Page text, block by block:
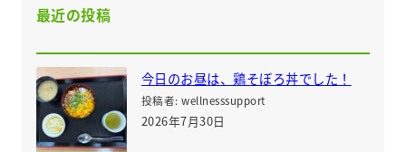
最近の投稿
今日のお昼は、鶏そぼろ丼でした！
投稿者: wellnesssupport
2026年7月30日